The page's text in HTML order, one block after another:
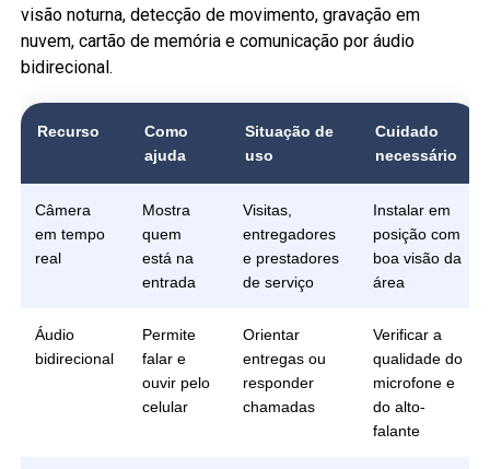
visão noturna, detecção de movimento, gravação em
nuvem, cartão de memória e comunicação por áudio
bidirecional.
Recurso
Como
ajuda
Situação de
uso
Cuidado
necessário
Câmera
em tempo
real
Mostra
quem
está na
entrada
Visitas,
entregadores
e prestadores
de serviço
Instalar em
posição com
boa visão da
área
Áudio
bidirecional
Permite
falar e
ouvir pelo
celular
Orientar
entregas ou
responder
chamadas
Verificar a
qualidade do
microfone e
do alto-
falante